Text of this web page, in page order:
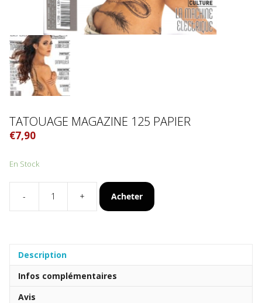
TATOUAGE MAGAZINE 125 PAPIER
€7,90
En Stock
-
quantité
de
PAPIER
+ Acheter
Description
Infos complémentaires
Avis